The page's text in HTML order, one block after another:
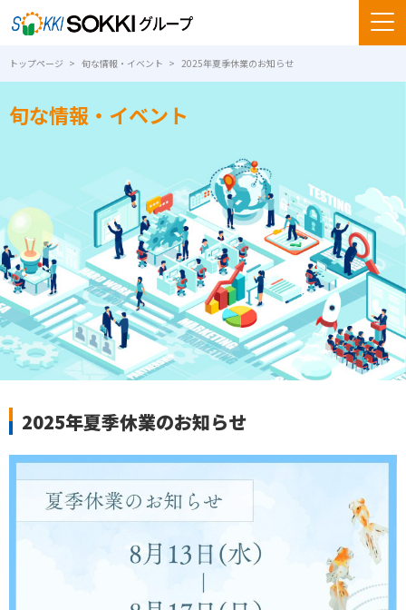
トップページ 旬な情報・イベント 2025年夏季休業のお知らせ
旬な情報・イベント
2025年夏季休業のお知らせ